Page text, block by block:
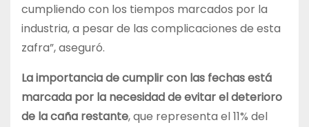
cumpliendo con los tiempos marcados por la
industria, a pesar de las complicaciones de esta
zafra”, aseguró.
La importancia de cumplir con las fechas está
marcada por la necesidad de evitar el deterioro
de la caña restante, que representa el 11% del